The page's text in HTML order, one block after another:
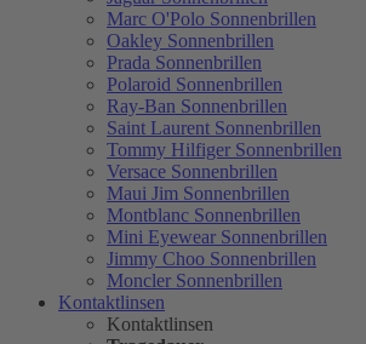
Marc O'Polo Sonnenbrillen
Oakley Sonnenbrillen
Prada Sonnenbrillen
Polaroid Sonnenbrillen
Ray-Ban Sonnenbrillen
Saint Laurent Sonnenbrillen
Tommy Hilfiger Sonnenbrillen
Versace Sonnenbrillen
Maui Jim Sonnenbrillen
Montblanc Sonnenbrillen
Mini Eyewear Sonnenbrillen
Jimmy Choo Sonnenbrillen
Moncler Sonnenbrillen
Kontaktlinsen
Kontaktlinsen